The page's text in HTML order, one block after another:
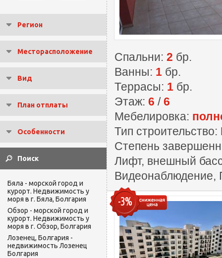
Регион
Месторасположение
Вид
План отплаты
Особенности
Бяла - морской город и
курорт. Недвижимость у
моря в г. Бяла, Болгария
Обзор - морской город и
курорт. Недвижимость у
моря в г. Обзор, Болгария
Лозенец, Болгария -
недвижимость Лозенец
Болгария
Спальни: 2 бр.
Ванны: 1 бр.
Террасы: 1 бр.
Этаж: 6 /6
Мебелировка:
Тип строительство:
Степень
Лифт, внешный
Видеонаблюдение,
-3%